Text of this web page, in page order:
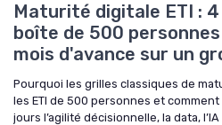
Maturité digitale ETI :
boîte de 500
mois d'avance sur un
Pourquoi les grilles classiques de
les ETI de 500 personnes et
jours l’agilité décisionnelle, la data,